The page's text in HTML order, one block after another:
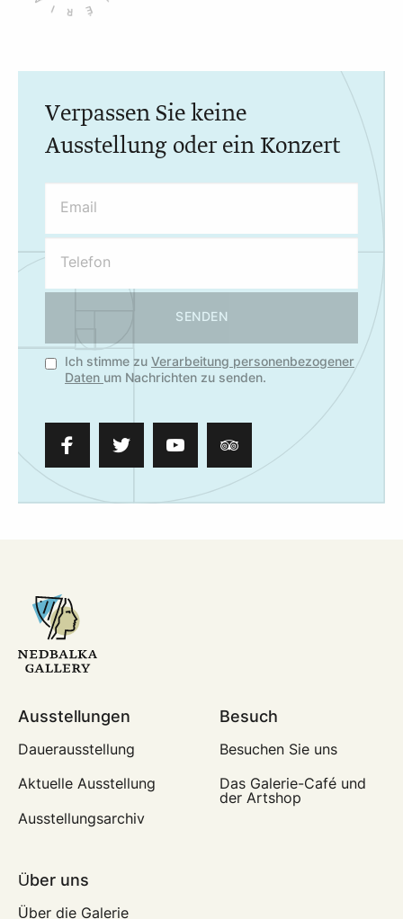
Verpassen Sie keine
Ausstellung oder ein Konzert
SENDEN
Ich stimme zuVerarbeitung personenbezogener
Daten um Nachrichten zu senden.
Ausstellungen
Dauerausstellung
Aktuelle Ausstellung
Ausstellungsarchiv
Besuch
Besuchen Sie uns
Das Galerie-Café und
der Artshop
Über uns
Über die Galerie